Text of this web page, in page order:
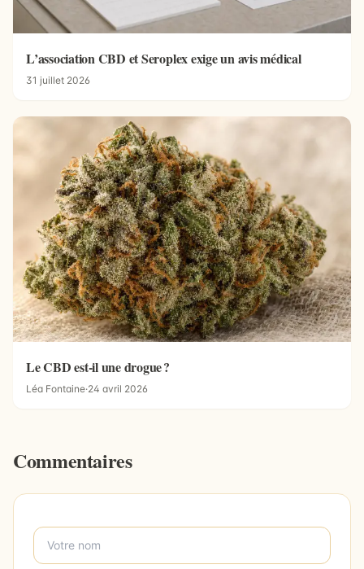
L’association CBD et Seroplex exige un avis médical
31 juillet 2026
Le CBD est-il une drogue ?
Léa Fontaine·24 avril 2026
Commentaires